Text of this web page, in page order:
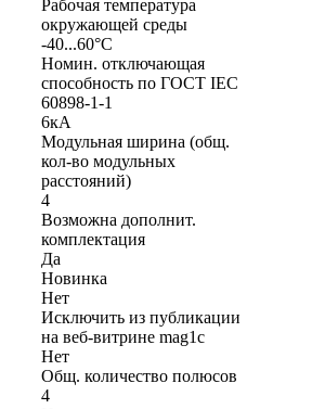
Рабочая температура
окружающей среды
-40...60°C
Номин. отключающая
способность по ГОСТ IEC
60898-1-1
6кА
Модульная ширина (общ.
кол-во модульных
расстояний)
4
Возможна дополнит.
комплектация
Да
Новинка
Нет
Исключить из публикации
на веб-витрине mag1c
Нет
Общ. количество полюсов
4